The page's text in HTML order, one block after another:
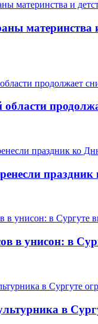
материнства
в унисон: в
в